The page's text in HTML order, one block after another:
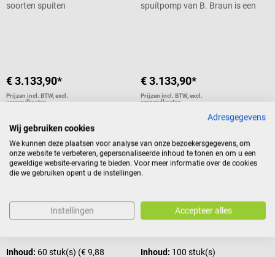
soorten spuiten
€ 3.133,90*
Prijzen incl. BTW, excl.
verzendkosten
spuitpomp van B. Braun is een
bediening en verkort de
inwerkperiode. Dankzij de
draagbare apparaat een lange
zowel in de kliniek als op de eerste
hulp kan worden gebruikt. De
Perfusor compactplus kan
scala aan soorten spuiten met
een volume van 2 tot en met 60
aandrijving Met 3 verschillende
€ 3.133,90*
Prijzen incl. BTW, excl.
verzendkosten
In winkelwagen
Fresenius
infusiesysteem
Voor totale intraveneuze
Inhoud: 60 stuk(s) (€ 9,88
Hänsler Medical
Het Hänsler Medical kiemstop-
Inhoud: 100 stuk(s)
Adresgegevens
Wij gebruiken cookies
We kunnen deze plaatsen voor analyse van onze bezoekersgegevens, om
onze website te verbeteren, gepersonaliseerde inhoud te tonen en om u een
geweldige website-ervaring te bieden. Voor meer informatie over de cookies
die we gebruiken opent u de instellingen.
Instellingen Accepteer alles